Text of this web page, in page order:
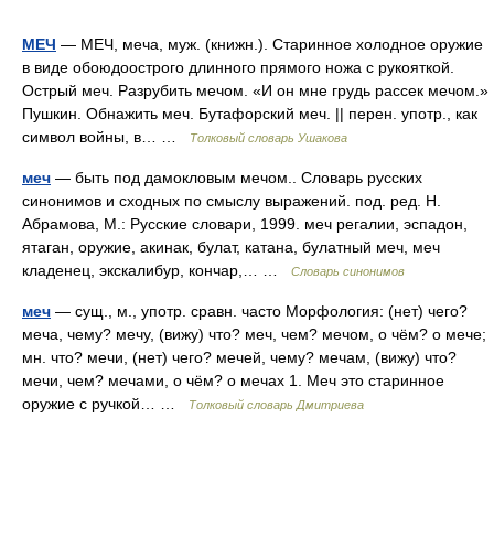
МЕЧ — МЕЧ, меча, муж. (книжн.). Старинное холодное оружие
в виде обоюдоострого длинного прямого ножа с рукояткой.
Острый меч. Разрубить мечом. «И он мне грудь рассек мечом.»
Пушкин. Обнажить меч. Бутафорский меч. || перен. употр., как
символ войны, в… …
Толковый словарь Ушакова
меч — быть под дамокловым мечом.. Словарь русских
синонимов и сходных по смыслу выражений. под. ред. Н.
Абрамова, М.: Русские словари, 1999. меч регалии, эспадон,
ятаган, оружие, акинак, булат, катана, булатный меч, меч
кладенец, экскалибур, кончар,… …
Словарь синонимов
меч — сущ., м., употр. сравн. часто Морфология: (нет) чего?
меча, чему? мечу, (вижу) что? меч, чем? мечом, о чём? о мече;
мн. что? мечи, (нет) чего? мечей, чему? мечам, (вижу) что?
мечи, чем? мечами, о чём? о мечах 1. Меч это старинное
оружие с ручкой… …
Толковый словарь Дмитриева